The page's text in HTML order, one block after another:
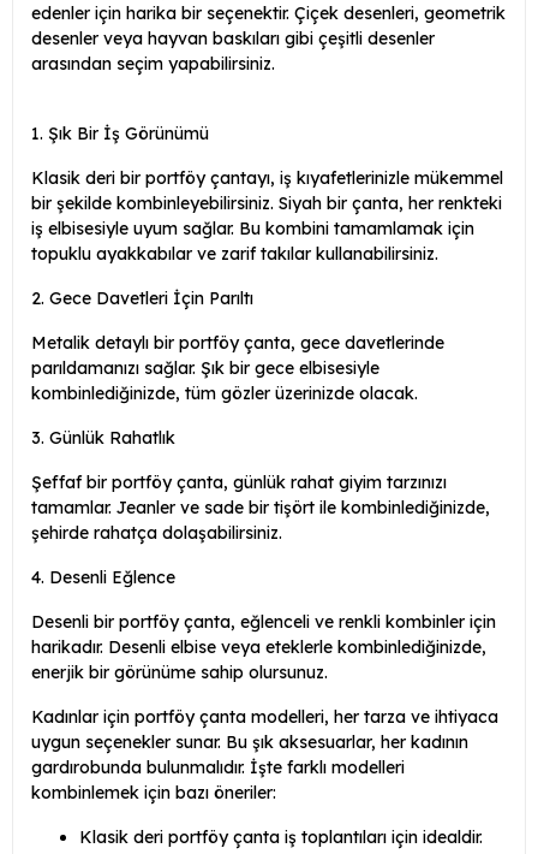
edenler için harika bir seçenektir. Çiçek desenleri, geometrik
desenler veya hayvan baskıları gibi çeşitli desenler
arasından seçim yapabilirsiniz.
1. Şık Bir İş Görünümü
Klasik deri bir portföy çantayı, iş kıyafetlerinizle mükemmel
bir şekilde kombinleyebilirsiniz. Siyah bir çanta, her renkteki
iş elbisesiyle uyum sağlar. Bu kombini tamamlamak için
topuklu ayakkabılar ve zarif takılar kullanabilirsiniz.
2. Gece Davetleri İçin Parıltı
Metalik detaylı bir portföy çanta, gece davetlerinde
parıldamanızı sağlar. Şık bir gece elbisesiyle
kombinlediğinizde, tüm gözler üzerinizde olacak.
3. Günlük Rahatlık
Şeffaf bir portföy çanta, günlük rahat giyim tarzınızı
tamamlar. Jeanler ve sade bir tişört ile kombinlediğinizde,
şehirde rahatça dolaşabilirsiniz.
4. Desenli Eğlence
Desenli bir portföy çanta, eğlenceli ve renkli kombinler için
harikadır. Desenli elbise veya eteklerle kombinlediğinizde,
enerjik bir görünüme sahip olursunuz.
Kadınlar için portföy çanta modelleri, her tarza ve ihtiyaca
uygun seçenekler sunar. Bu şık aksesuarlar, her kadının
gardırobunda bulunmalıdır. İşte farklı modelleri
kombinlemek için bazı öneriler:
Klasik deri portföy çanta iş toplantıları için idealdir.